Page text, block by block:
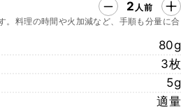
2 人前
。料理の時間や火加減など、手順も分量に合
80g
3枚
5g
適量